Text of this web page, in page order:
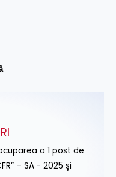
a 1 post de
– SA - 2025 și